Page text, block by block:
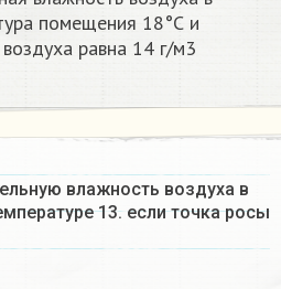
помещения 18°С и
равна 14 г/м3​
влажность воздуха в
13. если точка росы